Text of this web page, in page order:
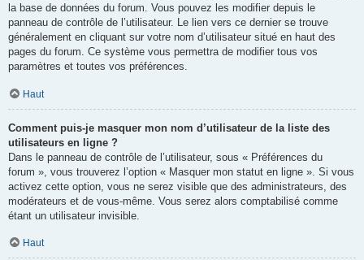
la base de données du forum. Vous pouvez les modifier depuis le
panneau de contrôle de l’utilisateur. Le lien vers ce dernier se trouve
généralement en cliquant sur votre nom d’utilisateur situé en haut des
pages du forum. Ce système vous permettra de modifier tous vos
paramètres et toutes vos préférences.
Haut
Comment puis-je masquer mon nom d’utilisateur de la liste des
utilisateurs en ligne ?
Dans le panneau de contrôle de l’utilisateur, sous « Préférences du
forum », vous trouverez l’option « Masquer mon statut en ligne ». Si vous
activez cette option, vous ne serez visible que des administrateurs, des
modérateurs et de vous-même. Vous serez alors comptabilisé comme
étant un utilisateur invisible.
Haut